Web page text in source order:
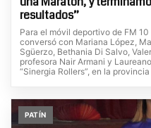
resultados”
Para el móvil deportivo de FM
conversó con Mariana López,
Sgüerzo, Bethania Di Salvo,
profesora Nair Armani y
“Sinergia Rollers”, en la
PATÍN